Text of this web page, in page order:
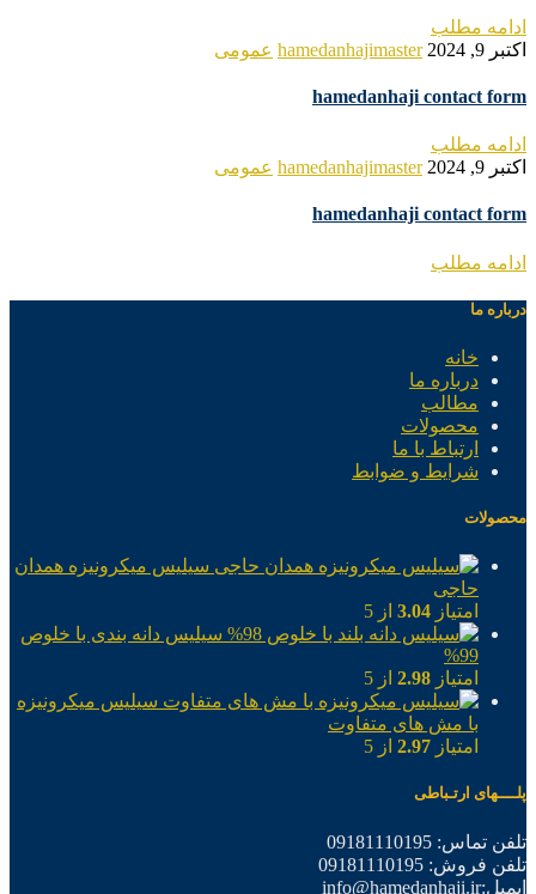
ادامه مطلب
اکتبر 9, 2024
hamedanhajimaster عمومی
hamedanhaji contact form
ادامه مطلب
اکتبر 9, 2024
hamedanhajimaster عمومی
hamedanhaji contact form
ادامه مطلب
درباره ما
خانه
درباره ما
مطالب
محصولات
ارتباط با ما
شرایط و ضوابط
محصولات
سیلیس میکرونیزه همدان
حاجی
امتیاز 3.04 از 5
سیلیس دانه بندی با خلوص
99%
امتیاز 2.98 از 5
سیلیس میکرونیزه
با مش های متفاوت
امتیاز 2.97 از 5
پلــــهای ارتـباطی
تلفن تماس: 09181110195
تلفن فروش: 09181110195
ایمیل:info@hamedanhaji.ir